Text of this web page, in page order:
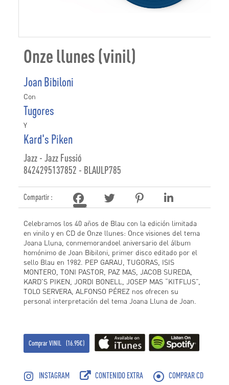
Onze llunes (vinil)
Joan Bibiloni
Con
Tugores
Y
Kard's Piken
Jazz - Jazz Fussió
8424295137852 - BLAULP785
Compartir :
Celebramos los 40 años de Blau con la edición limitada
en vinilo y en CD de Onze llunes: Once visiones del tema
Joana Lluna, conmemorandoel aniversario del álbum
homónimo de Joan Bibiloni, primer disco editado por el
sello Blau en 1982. PEP GARAU, TUGORAS, ISIS
MONTERO, TONI PASTOR, PAZ MAS, JACOB SUREDA,
KARD'S PIKEN, JORDI BONELL, JOSEP MAS “KITFLUS”,
TOLO SERVERA, ALFONSO PÉREZ nos ofrecen su
personal interpretación del tema Joana Lluna de Joan.
Comprar VINIL (16.95€)
INSTAGRAM CONTENIDO EXTRA COMPRAR CD